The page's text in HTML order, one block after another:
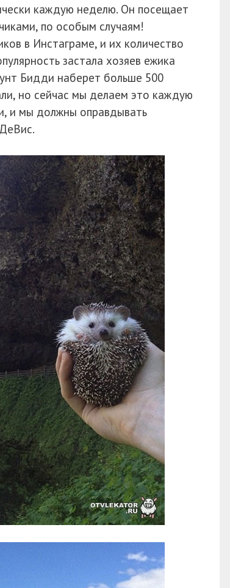
каждую неделю. Он посещает
по особым случаям!
в Инстаграме, и их количество
застала хозяев ежика
Бидди наберет больше 500
но сейчас мы делаем это каждую
и мы должны оправдывать